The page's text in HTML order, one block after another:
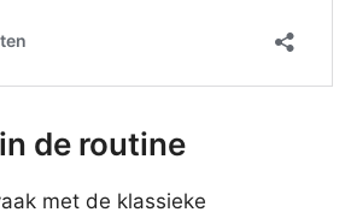
de routine
met de klassieke